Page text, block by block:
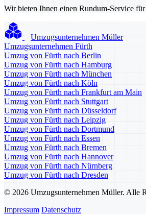
Wir bieten Ihnen einen Rundum-Service
Umzugsunternehmen Müller
Umzugsunternehmen Fürth
Umzug von Fürth nach Berlin
Umzug von Fürth nach Hamburg
Umzug von Fürth nach München
Umzug von Fürth nach Köln
Umzug von Fürth nach Frankfurt am Main
Umzug von Fürth nach Stuttgart
Umzug von Fürth nach Düsseldorf
Umzug von Fürth nach Leipzig
Umzug von Fürth nach Dortmund
Umzug von Fürth nach Essen
Umzug von Fürth nach Bremen
Umzug von Fürth nach Hannover
Umzug von Fürth nach Nürnberg
Umzug von Fürth nach Dresden
© 2026 Umzugsunternehmen Müller. Alle
Impressum Datenschutz